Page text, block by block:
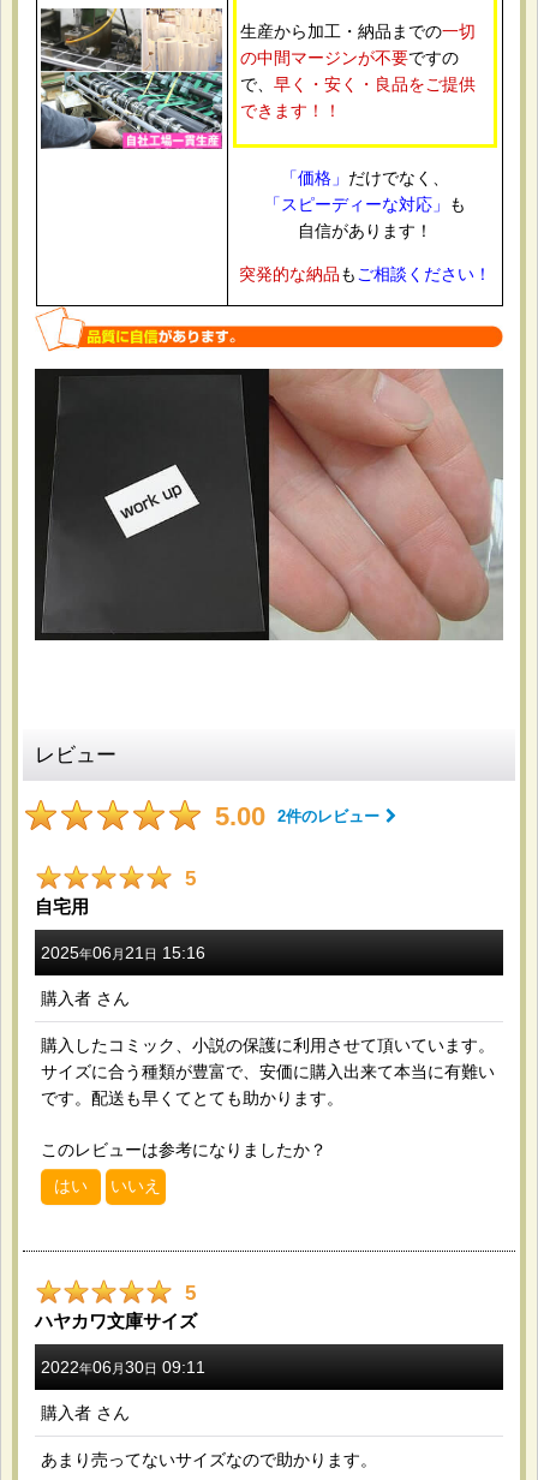
2026-06-10
購入商品： OPP袋テープ付 ポストカード用 本体側開閉自在テー
プ 標準#30【100枚】 [本テ開閉自在-ポスト]
ポストカードの整理と保管用。 必要なサイズがあり、開閉
できるタイプだったから。 サイズがちょうど良く、使いや
2026-05-21
購入商品： OPP袋テープなし A4用 お徳#25【100枚】 [サ徳-A4]
書類やチラシの保管用として購入しました。 日本製で品質
面に安心感があり、価格も手頃だったため。 薄手ですが普
段使いには十分でした。
2026-05-07
購入商品
白ヘッダー付OPP袋 ハガキ用 105x155+30+30 標準
#30【100枚】 [Hハガキ]
同人イベントで販売するイラストカードやポストカードの個
包装に使用。 ヘッダー付きでフック陳列しやすく、必要な
サイズが細かく選べたためです。価格も手頃でした。 袋の
2026-04-17
購入商品 ： OPP袋テープ付 A4用 標準#30【100枚】 [テ-A4]
書類や資料の保管に使います。 日本製で品質が安定してい
した。 しっかりした作りで安心感があり、普段使いにちょ
うど良い厚みです。テープ付きなので保管にも便利です。
2026-04-02
購入商品： アイシングクッキー用コルネ (OPP三角シート)
180x180 標準#30【100枚】 / アイシングクッキー用
コルネ (OPP三角シート) 220x220 標準#30【100枚】
アイシングクリーム用のコルネ。 お値段と質の良さ。 丁寧
に梱包されてて折れなどもなく、とても使いやすかったで
2026-03-13
枚】 / OPP袋テープなし ハガキ用 厚口#40【100
枚】 / 透明ブックカバー B6青年コミック用 厚口
#40【100枚】 / OPP袋テープなし A4用 標準
#30【100枚】 / OPP袋テープなし 140x200 標準
#30【100枚】 / OPP袋テープなし 120x180 標準
#30【100枚】
生産から加工・納品までの一切
の中間マージンが不要ですの
で、 早く・安く・良品をご提供
できます！！
「価格」 だけでなく、
「スピーディーな対応」
も
自信があります！
突発的な納品もご相談ください！
レビュー
5.00 2件のレビュー
5
自宅用
2025年06月21日 15:16
購入者 さん
購入したコミック、小説の保護に利用させて頂いています。
サイズに合う種類が豊富で、安価に購入出来て本当に有難い
です。配送も早くてとても助かります。
このレビューは参考になりましたか？
はい
いいえ
5
ハヤカワ文庫サイズ
2022年06月30日 09:11
購入者 さん
あまり売ってないサイズなので助かります。